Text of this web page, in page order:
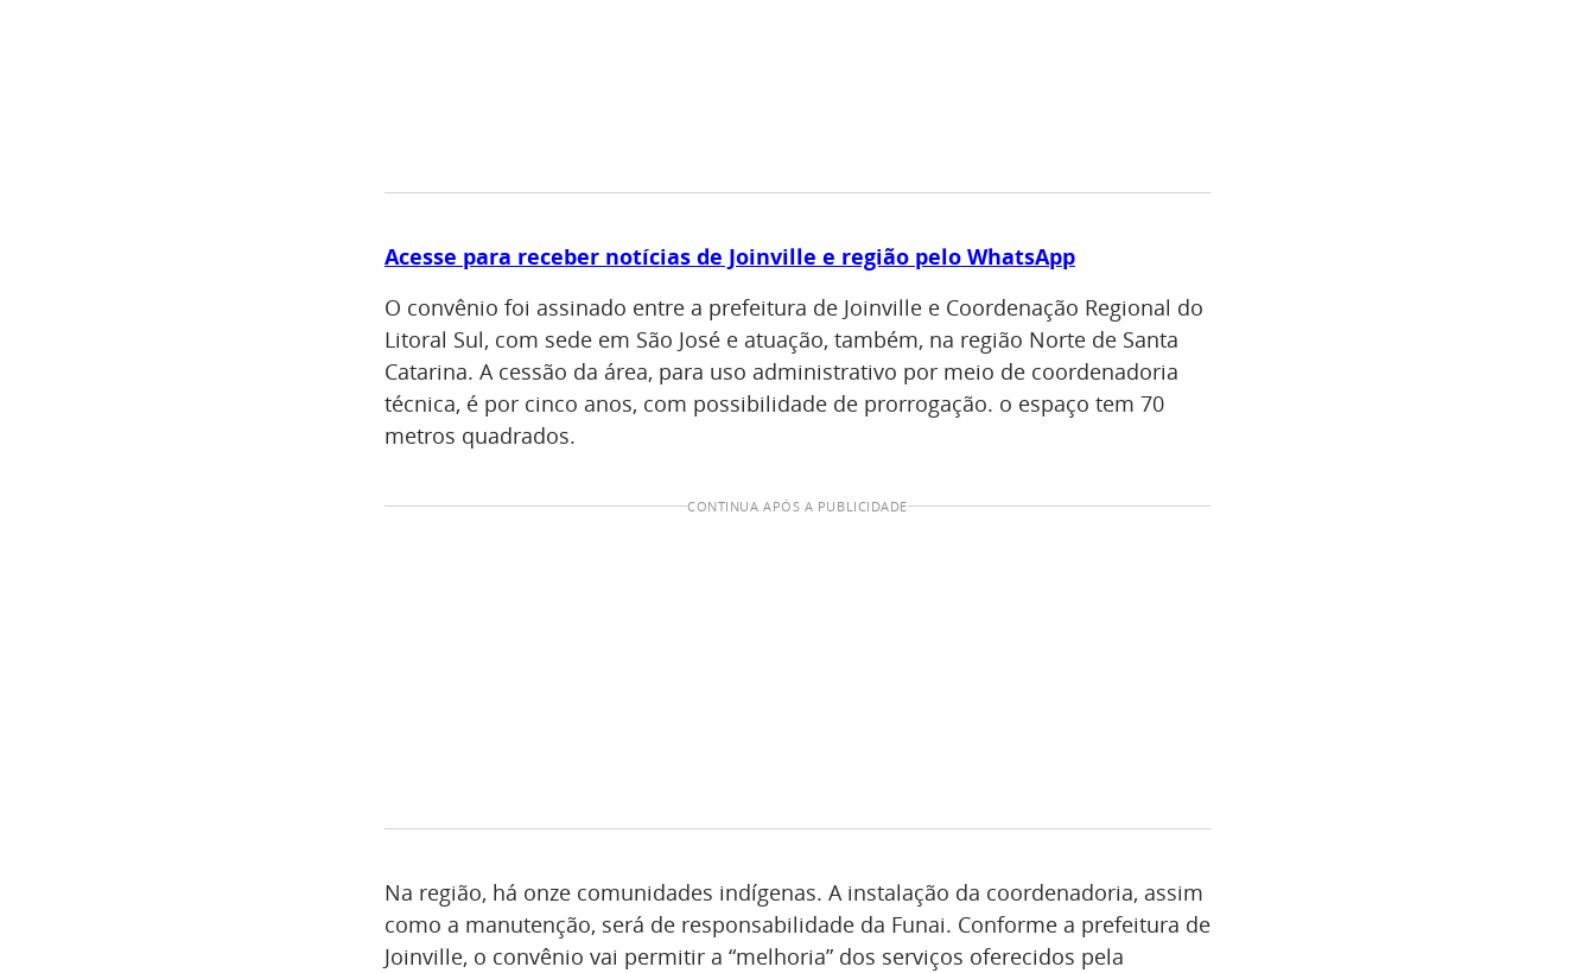
Acesse para receber notícias de Joinville e região pelo WhatsApp
O convênio foi assinado entre a prefeitura de Joinville e Coordenação Regional do
Litoral Sul, com sede em São José e atuação, também, na região Norte de Santa
Catarina. A cessão da área, para uso administrativo por meio de coordenadoria
técnica, é por cinco anos, com possibilidade de prorrogação. o espaço tem 70
metros quadrados.
CONTINUA APÓS A PUBLICIDADE
Na região, há onze comunidades indígenas. A instalação da coordenadoria, assim
como a manutenção, será de responsabilidade da Funai. Conforme a prefeitura de
Joinville, o convênio vai permitir a “melhoria” dos serviços oferecidos pela